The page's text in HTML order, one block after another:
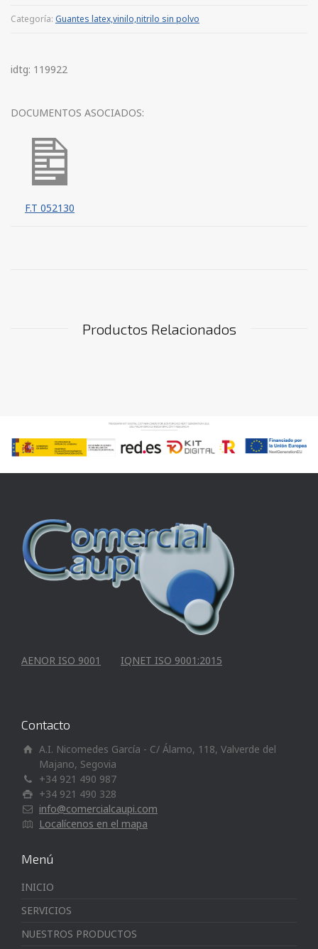
Categoría: Guantes latex,vinilo,nitrilo sin polvo
idtg: 119922
DOCUMENTOS ASOCIADOS:
F.T 052130
Productos Relacionados
AENOR ISO 9001 IQNET ISO 9001:2015
Contacto
A.I. Nicomedes García - C/ Álamo, 118, Valverde del
Majano, Segovia
+34 921 490 987
+34 921 490 328
info@comercialcaupi.com
Localícenos en el mapa
Menú
INICIO
SERVICIOS
NUESTROS PRODUCTOS